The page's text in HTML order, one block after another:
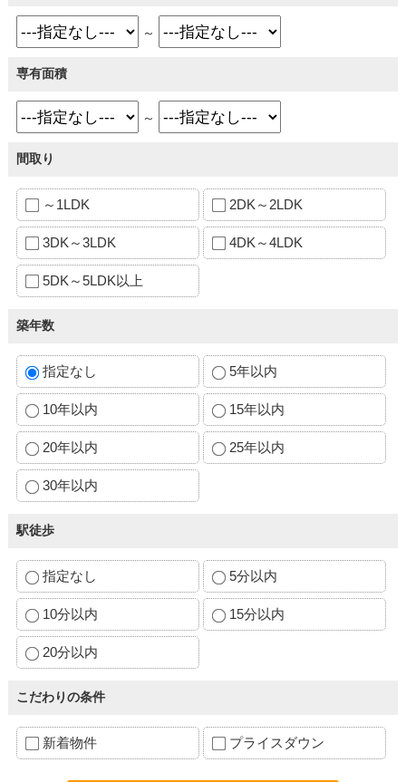
～
専有面積
～
間取り
～1LDK 2DK～2LDK
3DK～3LDK 4DK～4LDK
5DK～5LDK以上
築年数
指定なし 5年以内
10年以内 15年以内
20年以内 25年以内
30年以内
駅徒歩
指定なし 5分以内
10分以内 15分以内
20分以内
こだわりの条件
新着物件 プライスダウン